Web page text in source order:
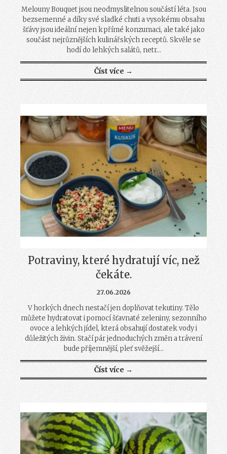
Melouny Bouquet jsou neodmyslitelnou součástí léta. Jsou
bezsemenné a díky své sladké chuti a vysokému obsahu
šťávy jsou ideální nejen k přímé konzumaci, ale také jako
součást nejrůznějších kulinářských receptů. Skvěle se
hodí do lehkých salátů, netr...
Číst více →
Potraviny, které hydratují víc, než
čekáte.
27.06.2026
V horkých dnech nestačí jen doplňovat tekutiny. Tělo
můžete hydratovat i pomocí šťavnaté zeleniny, sezonního
ovoce a lehkých jídel, která obsahují dostatek vody i
důležitých živin. Stačí pár jednoduchých změn a trávení
bude příjemnější, pleť svěžejší...
Číst více →